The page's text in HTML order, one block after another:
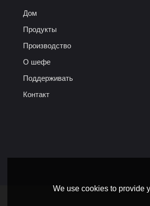
Дом
Продукты
Производство
О шефе
Поддерживать
Контакт
We use cookies to provide